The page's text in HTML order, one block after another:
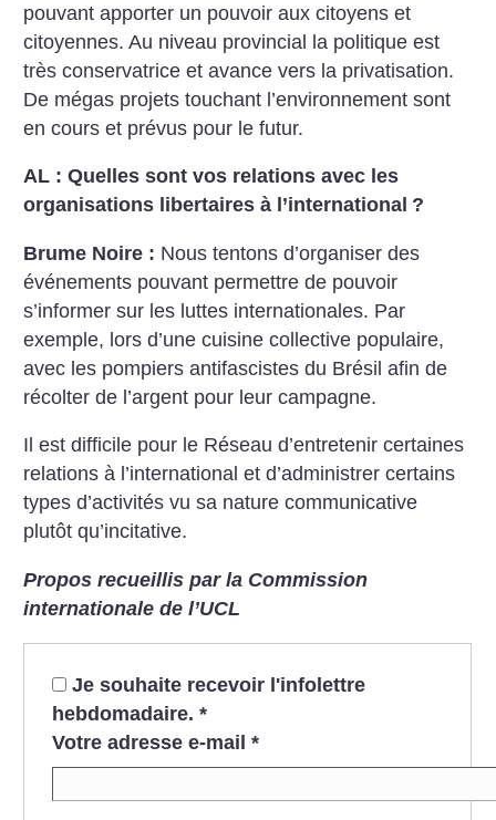
pouvant apporter un pouvoir aux citoyens et
citoyennes. Au niveau provincial la politique est
très conservatrice et avance vers la privatisation.
De mégas projets touchant l’environnement sont
en cours et prévus pour le futur.
AL : Quelles sont vos relations avec les
organisations libertaires à l’international ?
Brume Noire : Nous tentons d’organiser des
événements pouvant permettre de pouvoir
s’informer sur les luttes internationales. Par
exemple, lors d’une cuisine collective populaire,
avec les pompiers antifascistes du Brésil afin de
récolter de l’argent pour leur campagne.
Il est difficile pour le Réseau d’entretenir certaines
relations à l’international et d’administrer certains
types d’activités vu sa nature communicative
plutôt qu’incitative.
Propos recueillis par la Commission
internationale de l’UCL
Je souhaite recevoir l'infolettre
hebdomadaire. *
Votre adresse e-mail *